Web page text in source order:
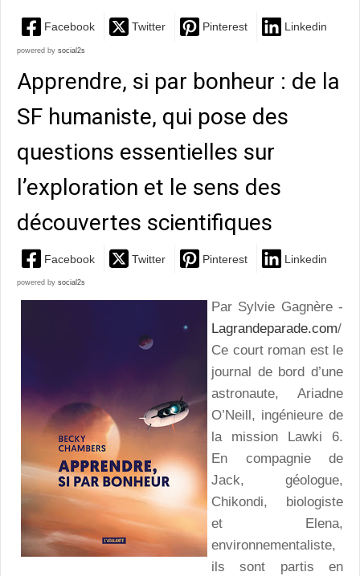
Facebook Twitter Pinterest Linkedin
powered by social2s
Apprendre, si par bonheur : de la
SF humaniste, qui pose des
questions essentielles sur
l’exploration et le sens des
découvertes scientifiques
Facebook Twitter Pinterest Linkedin
powered by social2s
Par Sylvie Gagnère -
Lagrandeparade.com/
Ce court roman est le
journal de bord d’une
astronaute, Ariadne
O’Neill, ingénieure de
la mission Lawki 6.
En compagnie de
Jack, géologue,
Chikondi, biologiste
et Elena,
environnementaliste,
ils sont partis en